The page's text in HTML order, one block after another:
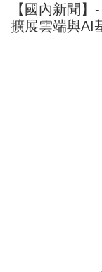
【國內新聞
擴展雲端與AI